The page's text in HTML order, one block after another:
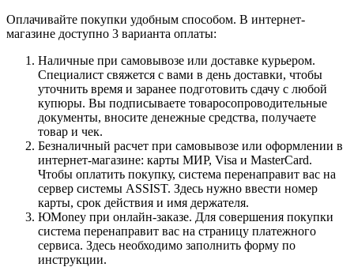
Оплачивайте покупки удобным способом. В интернет-
магазине доступно 3 варианта оплаты:
Наличные при самовывозе или доставке курьером.
Специалист свяжется с вами в день доставки, чтобы
уточнить время и заранее подготовить сдачу с любой
купюры. Вы подписываете товаросопроводительные
документы, вносите денежные средства, получаете
товар и чек.
Безналичный расчет при самовывозе или оформлении в
интернет-магазине: карты МИР, Visa и MasterCard.
Чтобы оплатить покупку, система перенаправит вас на
сервер системы ASSIST. Здесь нужно ввести номер
карты, срок действия и имя держателя.
ЮMoney при онлайн-заказе. Для совершения покупки
система перенаправит вас на страницу платежного
сервиса. Здесь необходимо заполнить форму по
инструкции.